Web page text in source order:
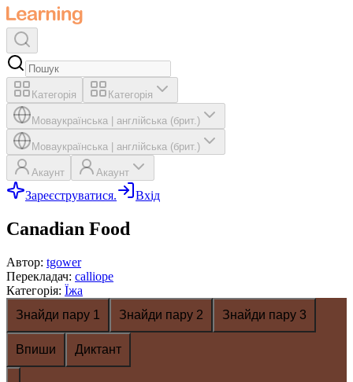
Категорія Категорія
Моваукраїнська англійська (брит.)
Моваукраїнська англійська (брит.)
Акаунт Акаунт
Зареєструватися. Вхід
Canadian Food
Автор: tgower
Перекладач: calliope
Категорія: Їжа
Знайди пару 1
Знайди пару 2 Знайди пару 3
Впиши Диктант